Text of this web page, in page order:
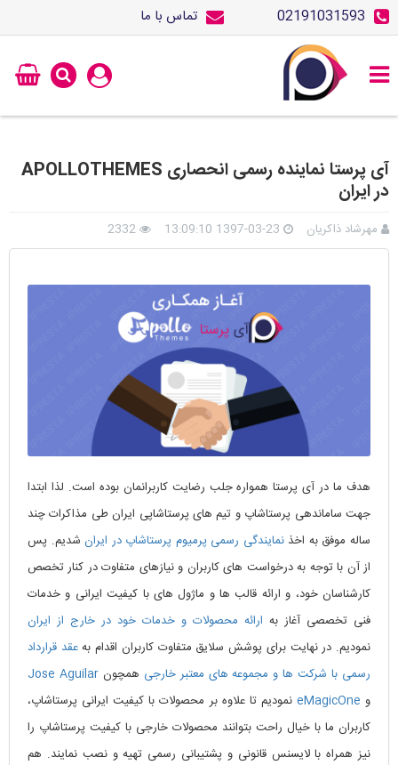
02191031593 تماس با ما
آی پرستا نماینده رسمی انحصاری APOLLOTHEMES
در ایران
مهرشاد ذاکریان 1397-03-23 13:09:10
هدف ما در آی پرستا همواره جلب رضایت کاربرانمان بوده است. لذا ابتدا
جهت ساماندهی پرستاشاپ و تیم های پرستاشاپی ایران طی مذاکرات چند
ساله موفق به اخذنمایندگی رسمی پرمیوم پرستاشاپ در ایرانشدیم. پس
از آن با توجه به درخواست های کاربران و نیازهای متفاوت در کنار تخصص
کارشناسان خود، و ارائه قالب ها و ماژول های با کیفیت ایرانی و خدمات
فنی تخصصی آغاز به ارائه محصولات و خدمات خود در خارج از ایران
نمودیم. در نهایت برای پوشش سلایق متفاوت کاربران اقدام بهعقد قرارداد
رسمی با شرکت ها و مجموعه های معتبر خارجی همچونJose Aguilar
و eMagicOne نمودیم تا علاوه بر محصولات با کیفیت ایرانی پرستاشاپ،
کاربران ما با خیال راحت بتوانند محصولات خارجی با کیفیت پرستاشاپ را
نیز همراه با لایسنس قانونی و پشتیبانی رسمی تهیه و نصب نمایند. هم